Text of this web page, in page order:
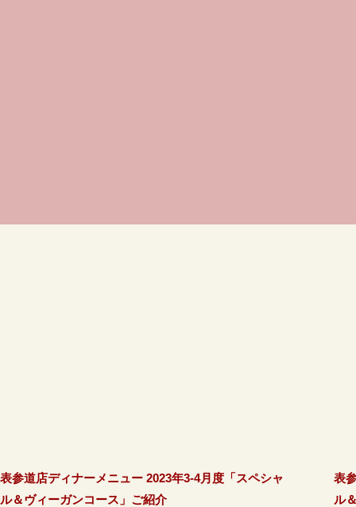
表参道店ディナーメニュー 2023年3-4月度「スペシャ
ル＆ヴィーガンコース」ご紹介
表
ル